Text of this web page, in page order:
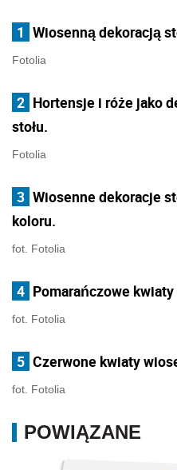
1 Wiosenną dekoracją
Fotolia
2 Hortensje i róże jako
stołu.
Fotolia
3 Wiosenne dekoracje
koloru.
fot. Fotolia
4 Pomarańczowe
fot. Fotolia
5 Czerwone kwiaty
fot. Fotolia
POWIĄZANE